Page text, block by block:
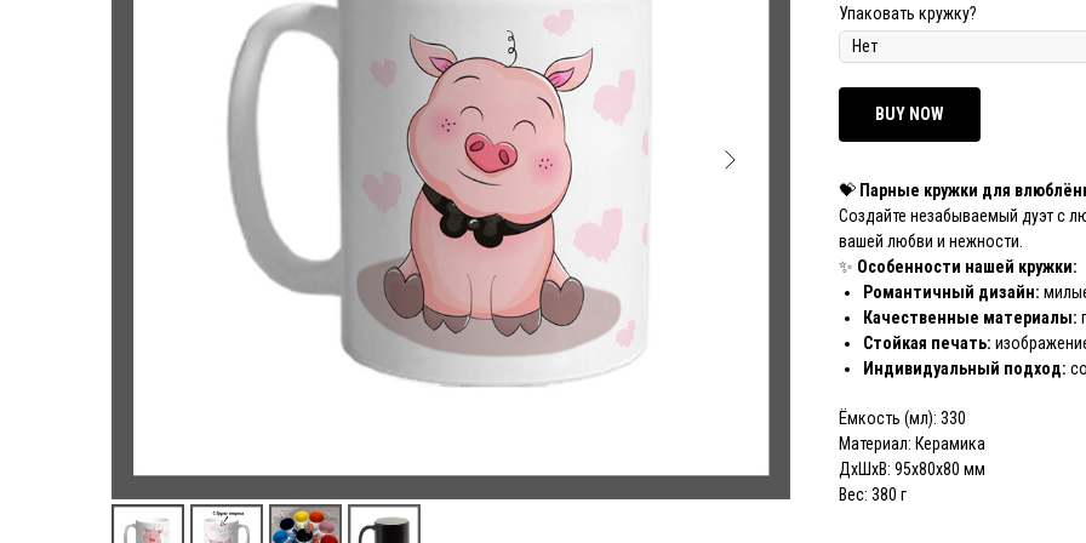
Упаковать кружку?
BUY NOW
💝 Парные кружки для
Создайте незабываемый дуэт с
вашей любви и нежности.
✨ Особенности нашей кружки:
Романтичный дизайн:
Качественные материалы:
Стойкая печать:
Индивидуальный подход:
Ёмкость (мл): 330
Материал: Керамика
ДxШxВ: 95x80x80 мм
Вес: 380 г